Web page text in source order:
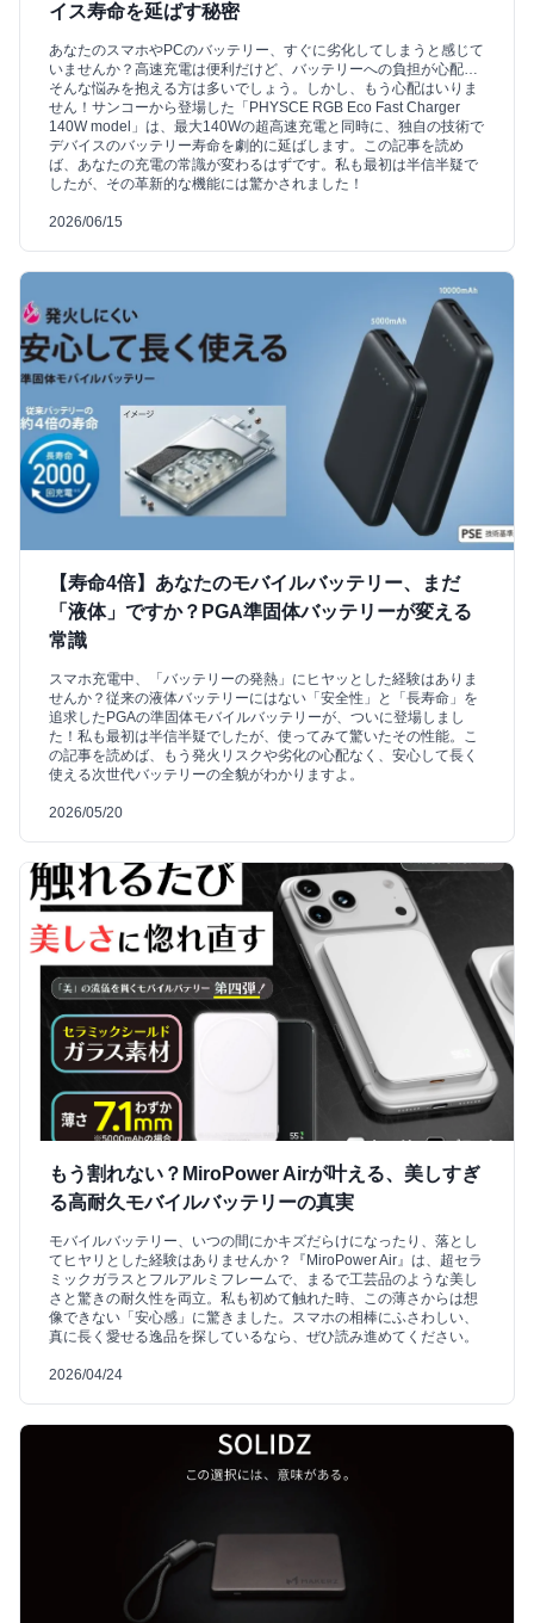
イス寿命を延ばす秘密
あなたのスマホやPCのバッテリー、すぐに劣化してしまうと感じて
いませんか？高速充電は便利だけど、バッテリーへの負担が心配…
そんな悩みを抱える方は多いでしょう。しかし、もう心配はいりま
せん！サンコーから登場した「PHYSCE RGB Eco Fast Charger
140W model」は、最大140Wの超高速充電と同時に、独自の技術で
デバイスのバッテリー寿命を劇的に延ばします。この記事を読め
ば、あなたの充電の常識が変わるはずです。私も最初は半信半疑で
したが、その革新的な機能には驚かされました！
2026/06/15
【寿命4倍】あなたのモバイルバッテリー、まだ
「液体」ですか？PGA準固体バッテリーが変える
常識
スマホ充電中、「バッテリーの発熱」にヒヤッとした経験はありま
せんか？従来の液体バッテリーにはない「安全性」と「長寿命」を
追求したPGAの準固体モバイルバッテリーが、ついに登場しまし
た！私も最初は半信半疑でしたが、使ってみて驚いたその性能。こ
の記事を読めば、もう発火リスクや劣化の心配なく、安心して長く
使える次世代バッテリーの全貌がわかりますよ。
2026/05/20
もう割れない？MiroPower Airが叶える、美しすぎ
る高耐久モバイルバッテリーの真実
モバイルバッテリー、いつの間にかキズだらけになったり、落とし
てヒヤリとした経験はありませんか？『MiroPower Air』は、超セラ
ミックガラスとフルアルミフレームで、まるで工芸品のような美し
さと驚きの耐久性を両立。私も初めて触れた時、この薄さからは想
像できない「安心感」に驚きました。スマホの相棒にふさわしい、
真に長く愛せる逸品を探しているなら、ぜひ読み進めてください。
2026/04/24